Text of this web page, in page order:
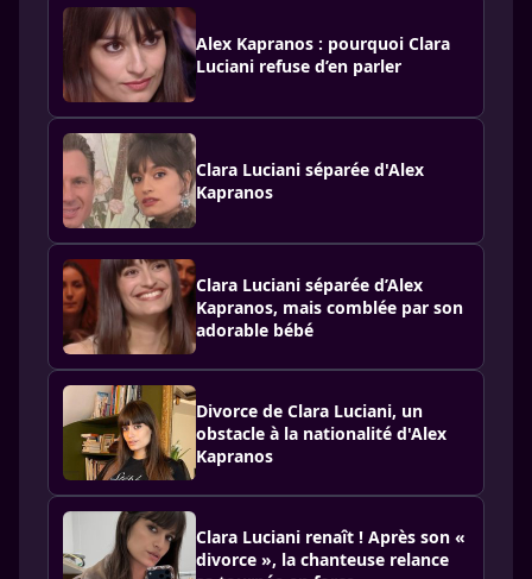
Alex Kapranos : pourquoi Clara
Luciani refuse d’en parler
Clara Luciani séparée d'Alex
Kapranos
Clara Luciani séparée d’Alex
Kapranos, mais comblée par son
adorable bébé
Divorce de Clara Luciani, un
obstacle à la nationalité d'Alex
Kapranos
Clara Luciani renaît ! Après son «
divorce », la chanteuse relance